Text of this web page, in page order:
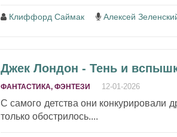
Клиффорд Саймак Алексей
Джек Лондон - Тень и
ФАНТАСТИКА, ФЭНТЕЗИ 12-01-2026
С самого детства они конкурировали
только обострилось....